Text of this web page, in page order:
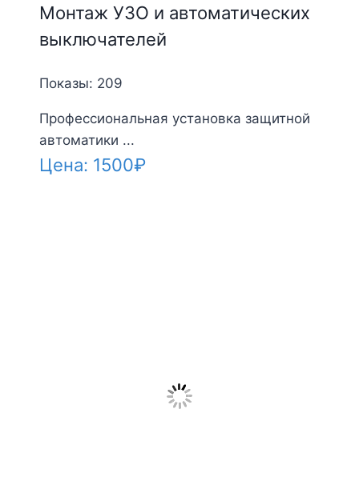
Монтаж УЗО и автоматических
выключателей
Показы: 209
Профессиональная установка защитной
автоматики ...
Цена: 1500₽